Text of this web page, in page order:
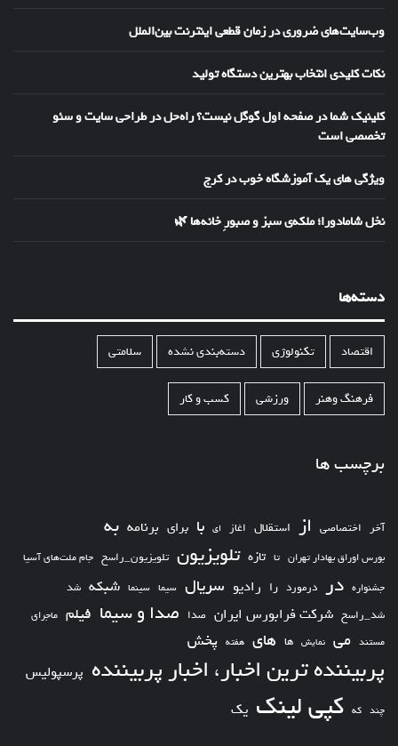
وب‌سایت‌های ضروری در زمان قطعی اینترنت بین‌الملل
نکات کلیدی انتخاب بهترین دستگاه تولید
کلینیک شما در صفحه اول گوگل نیست؟ راه‌حل در طراحی سایت و سئو
تخصصی است
ویژگی های یک آموزشگاه خوب در کرج
نخل شامادورا؛ ملکه‌ی سبز و صبورِ خانه‌ها 🌿
دسته‌ها
اقتصاد تکنولوژی دسته‌بندی نشده سلامتی
فرهنگ وهنر ورزشی کسب و کار
برچسب ها
آخر اختصاصی از استقلال اغاز ای با برای برنامه به
بورس اوراق بهادار تهران تا تازه تلویزیون تلویزیون_راسخ جام ملت‌های آسیا
جشنواره در درمورد را رادیو سریال سیما سینما شبکه شد
شد_راسخ شرکت فرابورس ایران صدا صدا و سیما فیلم ماجرای
مستند می نمایش ها های هفته پخش
پربیننده ترین اخبار، اخبار پربیننده پرسپولیس
چند که کپی لینک یک